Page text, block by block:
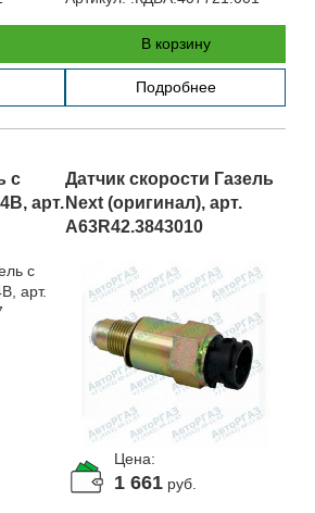
В корзину
Подробнее
с
арт.
Датчик скорости Газель
Next (оригинал), арт.
A63R42.3843010
Цена:
1 661 руб.